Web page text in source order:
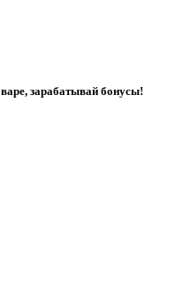
зарабатывай бонусы!